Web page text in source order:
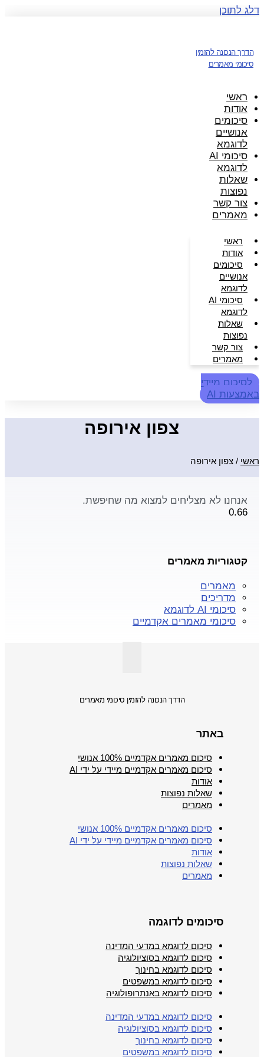
דלג לתוכן
הדרך הנכונה להזמין
סיכומי מאמרים
ראשי
אודות
סיכומים
אנושיים
לדוגמא
סיכומי AI
לדוגמא
שאלות
נפוצות
צור קשר
מאמרים
ראשי
אודות
סיכומים
אנושיים
לדוגמא
סיכומי AI
לדוגמא
שאלות
נפוצות
צור קשר
מאמרים
לסיכום מיידי
באמצעות AI
צפון אירופה
ראשי / צפון אירופה
אנחנו לא מצליחים למצוא מה שחיפשת.
קטגוריות מאמרים
מאמרים
מדריכים
סיכומי AI לדוגמא
סיכומי מאמרים אקדמיים
הדרך הנכונה להזמין סיכומי מאמרים
באתר
סיכום מאמרים אקדמיים 100% אנושי
סיכום מאמרים אקדמיים מיידי על ידי AI
אודות
שאלות נפוצות
מאמרים
סיכום מאמרים אקדמיים 100% אנושי
סיכום מאמרים אקדמיים מיידי על ידי AI
אודות
שאלות נפוצות
מאמרים
סיכומים לדוגמה
סיכום לדוגמא במדעי המדינה
סיכום לדוגמא בסוציולוגיה
סיכום לדוגמא בחינוך
סיכום לדוגמא במשפטים
סיכום לדוגמא באנתרופולוגיה
סיכום לדוגמא במדעי המדינה
סיכום לדוגמא בסוציולוגיה
סיכום לדוגמא בחינוך
סיכום לדוגמא במשפטים